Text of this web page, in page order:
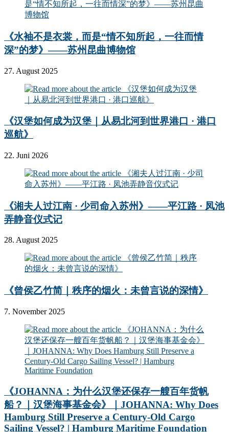
《水袖不是衣裳，而是“情不知所起，一往而情
深”的梦》——苏州昆曲博物馆
27. August 2025
《汉堡如何成为汉堡｜从易北河到世界港口 · 港口
巡航》
22. Juni 2026
《湘夫人过江南 · 少司命入苏州》——平江路 · 凤池
弄静音仪式记
28. August 2025
《曾侯乙竹简｜秩序的烟火：未曾言说的深情》
7. November 2025
《JOHANNA：为什么汉堡还保存一艘百年货帆
船？｜汉堡海事基金会》｜JOHANNA: Why Does
Hamburg Still Preserve a Century-Old Cargo
Sailing Vessel? | Hamburg Maritime Foundation